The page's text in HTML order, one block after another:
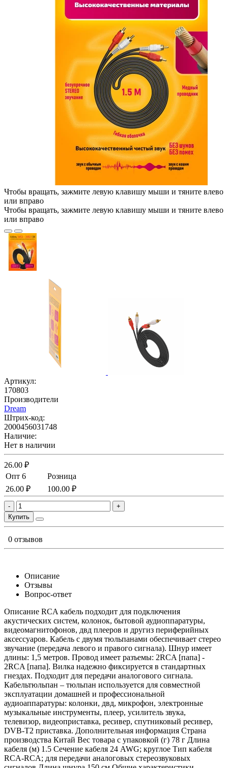
Чтобы вращать, зажмите левую клавишу мыши и тяните влево
или вправо
Чтобы вращать, зажмите левую клавишу мыши и тяните влево
или вправо
Артикул:
170803
Производители
Dream
Штрих-код:
2000456031748
Наличие:
Нет в наличии
26.00 ₽
Опт 6
Розница
26.00 ₽
100.00 ₽
-
+
Купить
0 отзывов
Описание
Отзывы
Вопрос-ответ
Описание RCA кабель подходит для подключения
акустических систем, колонок, бытовой аудиоппаратуры,
видеомагнитофонов, двд плееров и другиз периферийных
аксессуаров. Кабель с двумя тюльпанами обеспечивает стерео
звучание (передача левого и правого сигнала). Шнур имеет
длины: 1,5 метров. Провод имеет разъемы: 2RCA [папа] -
2RCA [папа]. Вилка надежно фиксируется в стандартных
гнездах. Подходит для передачи аналогового сигнала.
Кабельтюльпан – тюльпан используется для совместной
эксплуатации домашней и профессиональной
аудиоаппаратуры: колонки, двд, микрофон, электронные
музыкальные инструменты, плеер, усилитель звука,
телевизор, видеоприставка, ресивер, спутниковый ресивер,
DVB-T2 приставка. Дополнительная информация Страна
производства Китай Вес товара с упаковкой (г) 78 г Длина
кабеля (м) 1.5 Сечение кабеля 24 AWG; круглое Тип кабеля
RCA-RCA; для передачи аналоговых стереозвуковых